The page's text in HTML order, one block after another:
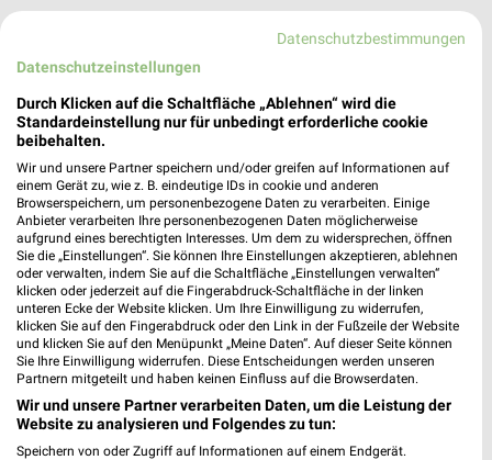
Apollo Prospekte und Angebote für Aalen
apotal.de Prospekte und Angebote
Auping Katalog und Prospekte für Stuttgart
Autohaus Linke Filialen & Öffnungszeiten für
Crailsheim
Datenschutzbestimmungen
Datenschutzeinstellungen
Durch Klicken auf die Schaltfläche „Ablehnen“ wird die
Standardeinstellung nur für unbedingt erforderliche cookie
beibehalten.
Wir und unsere Partner speichern und/oder greifen auf Informationen auf
einem Gerät zu, wie z. B. eindeutige IDs in cookie und anderen
Browserspeichern, um personenbezogene Daten zu verarbeiten. Einige
Anbieter verarbeiten Ihre personenbezogenen Daten möglicherweise
aufgrund eines berechtigten Interesses. Um dem zu widersprechen, öffnen
Sie die „Einstellungen“. Sie können Ihre Einstellungen akzeptieren, ablehnen
oder verwalten, indem Sie auf die Schaltfläche „Einstellungen verwalten“
klicken oder jederzeit auf die Fingerabdruck-Schaltfläche in der linken
unteren Ecke der Website klicken. Um Ihre Einwilligung zu widerrufen,
klicken Sie auf den Fingerabdruck oder den Link in der Fußzeile der Website
und klicken Sie auf den Menüpunkt „Meine Daten“. Auf dieser Seite können
Sie Ihre Einwilligung widerrufen. Diese Entscheidungen werden unseren
Partnern mitgeteilt und haben keinen Einfluss auf die Browserdaten.
Wir und unsere Partner verarbeiten Daten, um die Leistung der
Website zu analysieren und Folgendes zu tun:
Speichern von oder Zugriff auf Informationen auf einem Endgerät.